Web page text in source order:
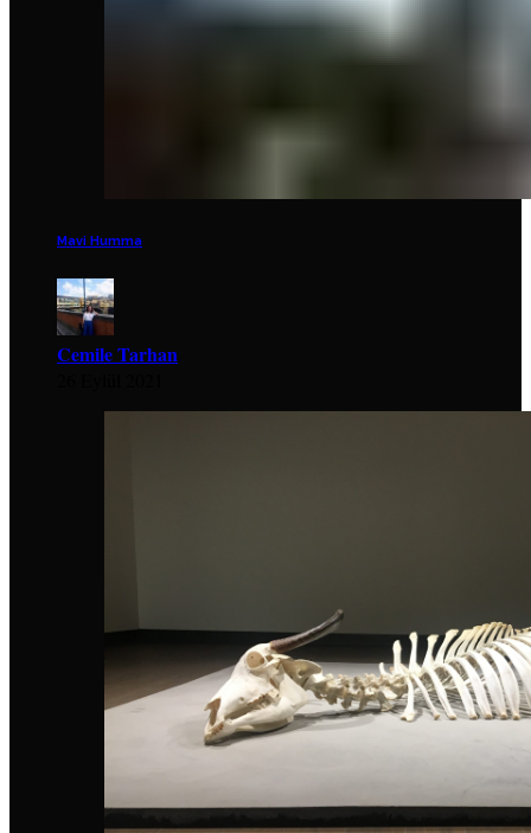
Mavi Humma
Cemile Tarhan